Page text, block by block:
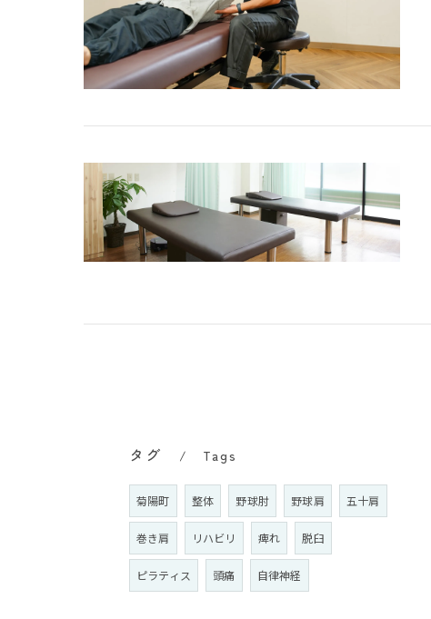
タグ Tags
菊陽町 整体 野球肘 野球肩 五十肩
巻き肩 リハビリ 痺れ 脱臼
ピラティス 頭痛 自律神経